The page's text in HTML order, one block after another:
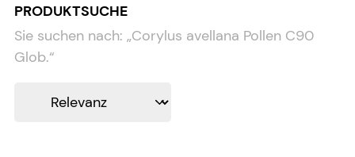
PRODUKTSUCHE
Sie suchen nach: „Corylus avellana Pollen C90
Glob.“